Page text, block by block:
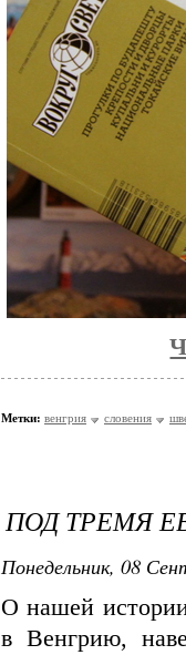
Метки: венгрия словения
ПОД ТРЕМЯ
Понедельник, 08
О нашей
в Венгрию,